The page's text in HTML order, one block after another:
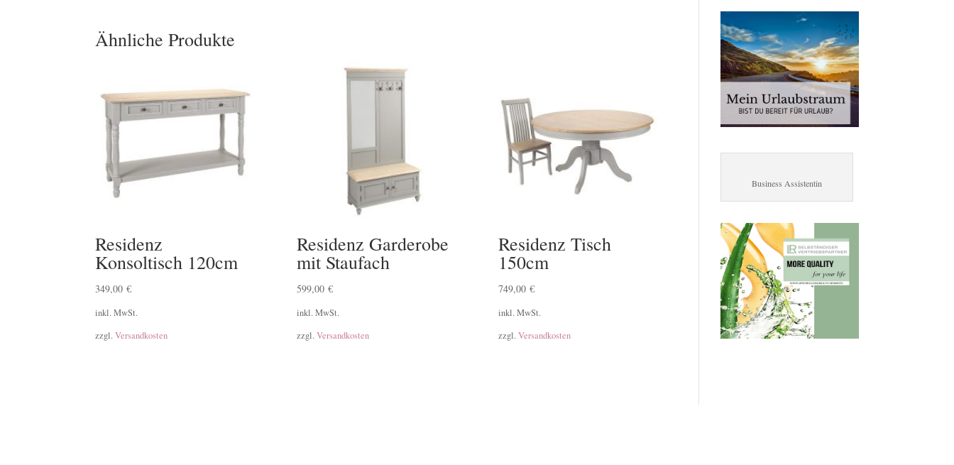
Ähnliche Produkte
Residenz
Konsoltisch 120cm
349,00€
inkl. MwSt.
zzgl.Versandkosten
Residenz Garderobe
mit Staufach
599,00 €
inkl. MwSt.
zzgl. Versandkosten
Residenz Tisch
150cm
749,00 €
inkl. MwSt.
zzgl. Versandkosten
Business Assistentin